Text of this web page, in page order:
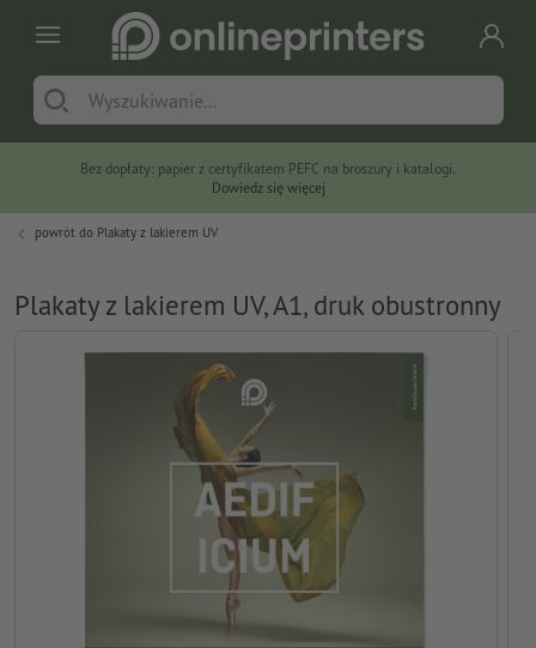
Bez dopłaty: papier z certyfikatem PEFC na broszury i katalogi.
Dowiedz się więcej
powrót do Plakaty z lakierem UV
Plakaty z lakierem UV, A1, druk obustronny